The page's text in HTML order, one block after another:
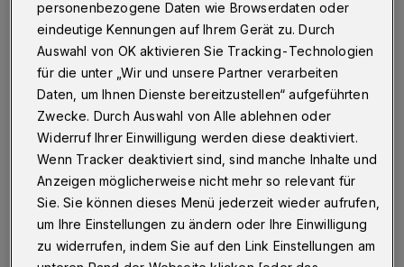
Wuppertal·Die Kassenärztliche Vereinigung Nordrhein
errichtet zum 1. April 2024 eine neue zentrale
kinderärztliche Notdienstpraxis am Helios-Klinikum
(Heusnerstraße 40) in Wuppertal-Barmen. Sie ist zu
finden in Haus 8 (Zentrum für Kinder- und
Jugendmedizin).
Eine Minute Lesezeit
personenbezogene Daten wie Browserdaten oder
eindeutige Kennungen auf Ihrem Gerät zu. Durch
Auswahl von OK aktivieren Sie Tracking-Technologien
für die unter „Wir und unsere Partner verarbeiten
Daten, um Ihnen Dienste bereitzustellen“ aufgeführten
Zwecke. Durch Auswahl von Alle ablehnen oder
Widerruf Ihrer Einwilligung werden diese deaktiviert.
Wenn Tracker deaktiviert sind, sind manche Inhalte und
Anzeigen möglicherweise nicht mehr so relevant für
Sie. Sie können dieses Menü jederzeit wieder aufrufen,
um Ihre Einstellungen zu ändern oder Ihre Einwilligung
zu widerrufen, indem Sie auf den Link Einstellungen am